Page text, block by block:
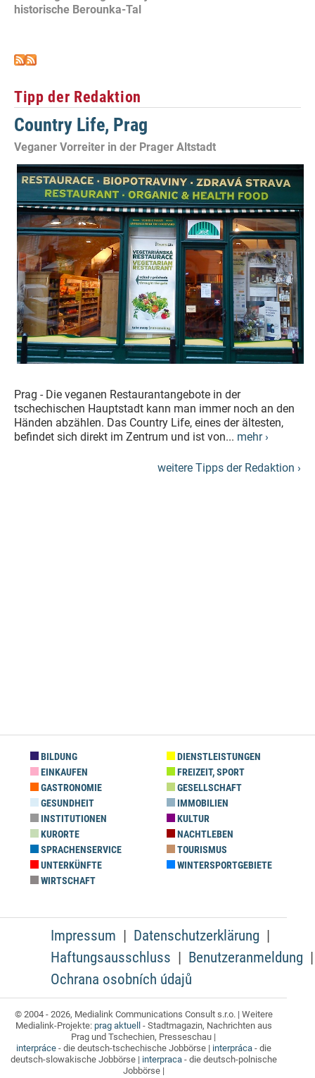
historische Berounka-Tal
Tipp der Redaktion
Country Life, Prag
Veganer Vorreiter in der Prager Altstadt
Prag - Die veganen Restaurantangebote in der
tschechischen Hauptstadt kann man immer noch an den
Händen abzählen. Das Country Life, eines der ältesten,
befindet sich direkt im Zentrum und ist von... mehr ›
weitere Tipps der Redaktion ›
BILDUNG
DIENSTLEISTUNGEN
EINKAUFEN
FREIZEIT, SPORT
GASTRONOMIE
GESELLSCHAFT
GESUNDHEIT
IMMOBILIEN
INSTITUTIONEN
KULTUR
KURORTE
NACHTLEBEN
SPRACHENSERVICE
TOURISMUS
UNTERKÜNFTE
WINTERSPORTGEBIETE
WIRTSCHAFT
Impressum
Datenschutzerklärung
Haftungsausschluss
Benutzeranmeldung
Ochrana osobních údajů
© 2004 - 2026, Medialink Communications Consult s.r.o. | Weitere
Medialink-Projekte: prag aktuell - Stadtmagazin, Nachrichten aus
Prag und Tschechien, Presseschau |
interpráce- die deutsch-tschechische Jobbörse | interpráca- die
deutsch-slowakische Jobbörse | interpraca- die deutsch-polnische
Jobbörse |